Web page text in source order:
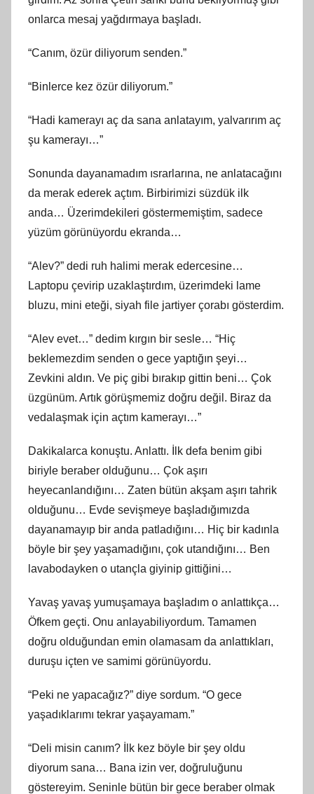
onlarca mesaj yağdırmaya başladı.
“Canım, özür diliyorum senden.”
“Binlerce kez özür diliyorum.”
“Hadi kamerayı aç da sana anlatayım, yalvarırım aç
şu kamerayı…”
Sonunda dayanamadım ısrarlarına, ne anlatacağını
da merak ederek açtım. Birbirimizi süzdük ilk
anda… Üzerimdekileri göstermemiştim, sadece
yüzüm görünüyordu ekranda…
“Alev?” dedi ruh halimi merak edercesine…
Laptopu çevirip uzaklaştırdım, üzerimdeki lame
bluzu, mini eteği, siyah file jartiyer çorabı gösterdim.
“Alev evet…” dedim kırgın bir sesle… “Hiç
beklemezdim senden o gece yaptığın şeyi…
Zevkini aldın. Ve piç gibi bırakıp gittin beni… Çok
üzgünüm. Artık görüşmemiz doğru değil. Biraz da
vedalaşmak için açtım kamerayı…”
Dakikalarca konuştu. Anlattı. İlk defa benim gibi
biriyle beraber olduğunu… Çok aşırı
heyecanlandığını… Zaten bütün akşam aşırı tahrik
olduğunu… Evde sevişmeye başladığımızda
dayanamayıp bir anda patladığını… Hiç bir kadınla
böyle bir şey yaşamadığını, çok utandığını… Ben
lavabodayken o utançla giyinip gittiğini…
Yavaş yavaş yumuşamaya başladım o anlattıkça…
Öfkem geçti. Onu anlayabiliyordum. Tamamen
doğru olduğundan emin olamasam da anlattıkları,
duruşu içten ve samimi görünüyordu.
“Peki ne yapacağız?” diye sordum. “O gece
yaşadıklarımı tekrar yaşayamam.”
“Deli misin canım? İlk kez böyle bir şey oldu
diyorum sana… Bana izin ver, doğruluğunu
göstereyim. Seninle bütün bir gece beraber olmak